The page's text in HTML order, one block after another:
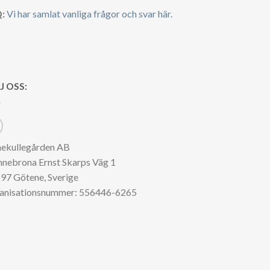
Vi har samlat vanliga frågor och svar här.
OSS:
AB
Ernst Skarps Väg 1
Götene, Sverige
556446-6265